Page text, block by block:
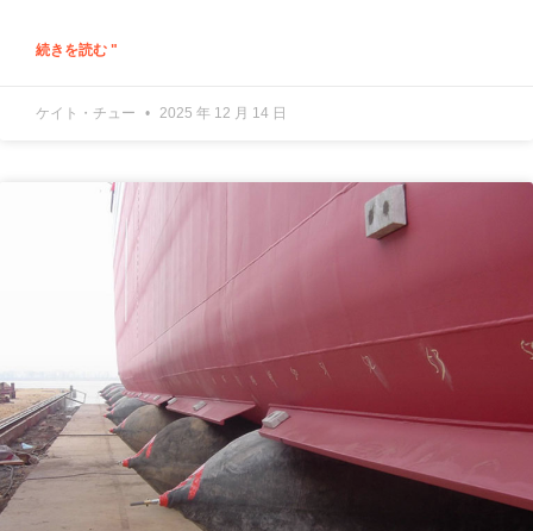
続きを読む "
ケイト・チュー 2025 年 12 月 14 日